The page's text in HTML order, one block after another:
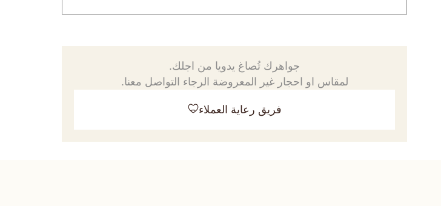
جواهرك تُصاغ يدويا من اجلك.
لمقاس او احجار غير المعروضة الرجاء التواصل معنا.
فريق رعاية العملاء